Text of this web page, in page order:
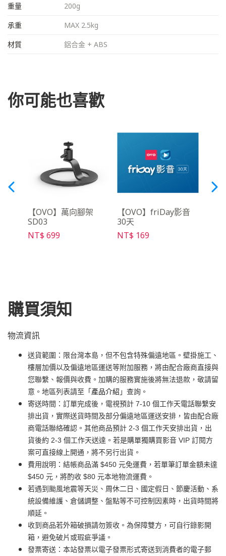
重量
200g
承重
MAX 2.5kg
材質
鋁合金 + ABS
你可能也喜歡
【OVO】萬向腳架
SD03
NT$ 699
【OVO】friDay影音
30天
NT$ 169
購買須知
物流資訊
送貨範圍：限台灣本島，但不包含特殊偏遠地區。壁掛施工、
樓層加價以及偏遠地區運送等附加服務，將由配合廠商直接與
您聯繫、報價與收費。加購的服務實施後將無法退款，敬請留
意。地區列表請至「 產品介紹 」查詢。
寄送時間：訂單完成後，電視預計 7-10 個工作天電話聯繫安
排出貨，實際送貨時間及部分偏遠地區運送安排，皆由配合廠
商電話聯絡確認。其他商品預計 2-3 個工作天安排出貨，出
貨後約 2-3 個工作天送達。若是購單獨購買影音 VIP 訂閱方
案可直接線上開通，將不另行出貨。
費用說明：結帳商品滿 $450 元免運費，若單筆訂單金額未達
$450 元，將酌收 $80 元本地物流運費。
若遇到颱風地震等天災、周休二日、國定假日、節慶活動、系
統設備維護、倉儲調整、盤點等不可控制因素時，出貨時間將
順延。
收到商品若外箱破損請勿簽收。為保障雙方，可自行錄影開
箱，避免破片或瑕疵爭議。
發票寄送：本站發票以電子發票形式寄送到消費者的電子郵